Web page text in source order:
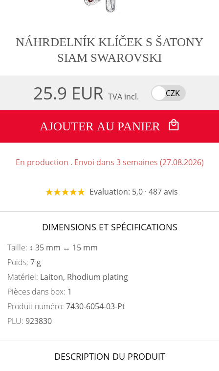
NÁHRDELNÍK KLÍČEK S ŠATONY
SIAM SWAROVSKI
25.9 EUR TVA incl. CZK
AJOUTER AU PANIER
En production . Envoi dans 3 semaines (27.08.2026)
Evaluation: 5,0 · 487 avis
DIMENSIONS ET SPÉCIFICATIONS
Taille: ↕ 35 mm ↔ 15 mm
Poids: 7 g
Matériel: Laiton, Rhodium plating
Pièces dans box: 1
Produit numéro: 7430-6054-03-Pt
PLU: 923830
DESCRIPTION DU PRODUIT